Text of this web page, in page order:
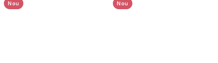
Nou Nou